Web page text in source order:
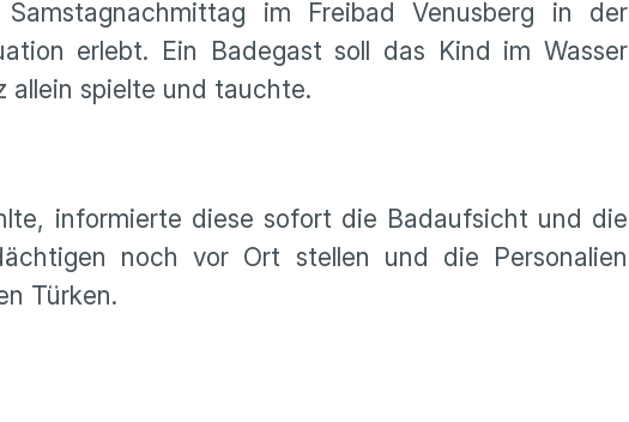
im Freibad Venusberg in der
erlebt. Ein Badegast soll das Kind im Wasser
allein spielte und tauchte.
informierte diese sofort die Badaufsicht und die
noch vor Ort stellen und die Personalien
Türken.